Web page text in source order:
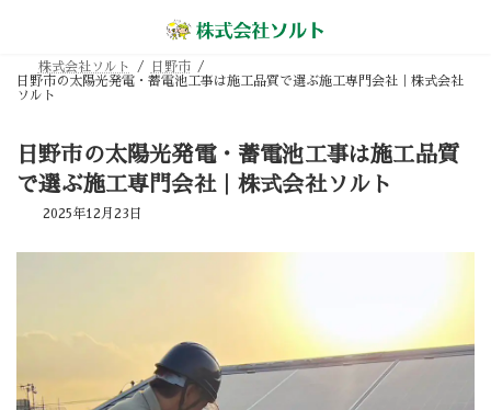
株式会社ソルト
日野市
日野市の太陽光発電・蓄電池工事は施工品質で選ぶ施工専門会社｜株式会社
ソルト
日野市の太陽光発電・蓄電池工事は施工品質
で選ぶ施工専門会社｜株式会社ソルト
2025年12月23日